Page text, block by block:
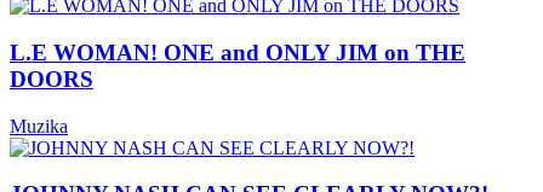
L.E WOMAN! ONE and ONLY JIM on THE
DOORS
Muzika